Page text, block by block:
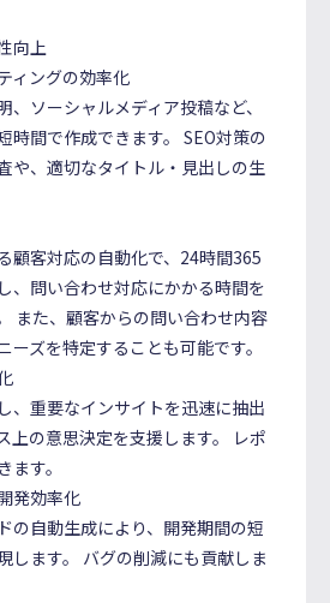
向上
ィングの効率化
、ソーシャルメディア投稿など、
時間で作成できます。 SEO対策の
や、適切なタイトル・見出しの生
顧客対応の自動化で、24時間365
、問い合わせ対応にかかる時間を
また、顧客からの問い合わせ内容
ーズを特定することも可能です。
、重要なインサイトを迅速に抽出
上の意思決定を支援します。 レポ
す。
発効率化
の自動生成により、開発期間の短
します。 バグの削減にも貢献しま